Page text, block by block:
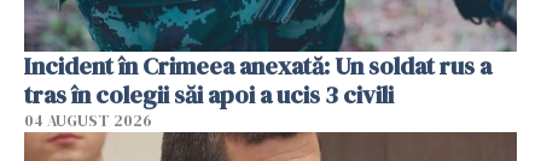
Incident în Crimeea anexată: Un soldat rus a
tras în colegii săi apoi a ucis 3 civili
04 AUGUST 2026